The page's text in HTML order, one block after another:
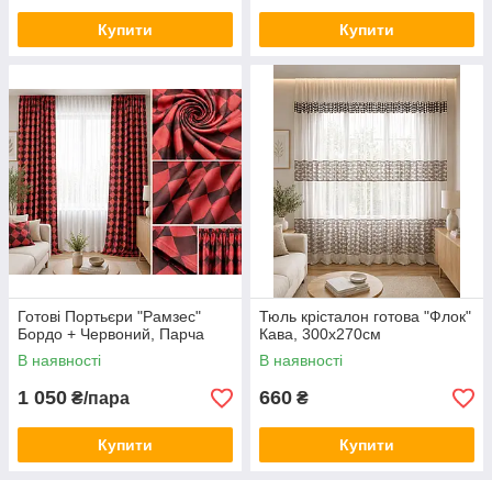
Купити Купити
Готові Портьєри "Рамзес"
Бордо + Червоний, Парча
В наявності
1 050 ₴/пара
Купити
Тюль крісталон готова "Флок"
Кава, 300х270см
В наявності
660 ₴
Купити